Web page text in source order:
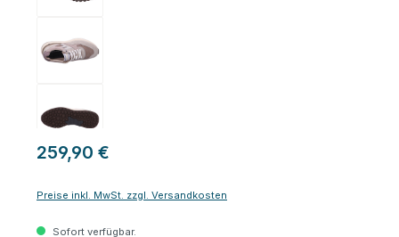
259,90 €
Preise inkl. MwSt. zzgl. Versandkosten
Sofort verfügbar.